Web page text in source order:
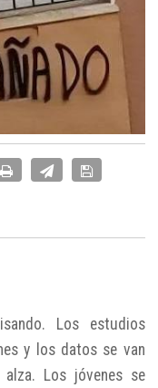
Los estudios
y los datos se van
alza. Los jóvenes se